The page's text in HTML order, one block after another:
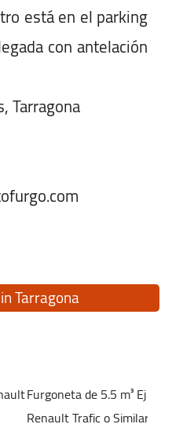
está en el parking
con antelación
Tarragona
- 18:00
Tarragona
prices so you can
Heritage city and its
Furgoneta de 5.5 m³Ej:
Renault Trafico Similar de las